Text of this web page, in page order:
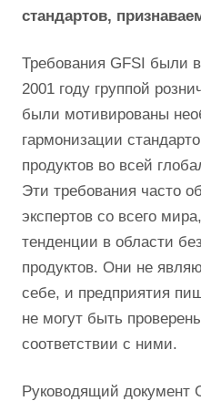
стандартов,
Требования GFSI были
2001 году группой
были мотивированы
гармонизации
продуктов во всей
Эти требования часто
экспертов со всего
тенденции в области
продуктов. Они не
себе, и предприятия
не могут быть
соответствии с ними.
Руководящий документ